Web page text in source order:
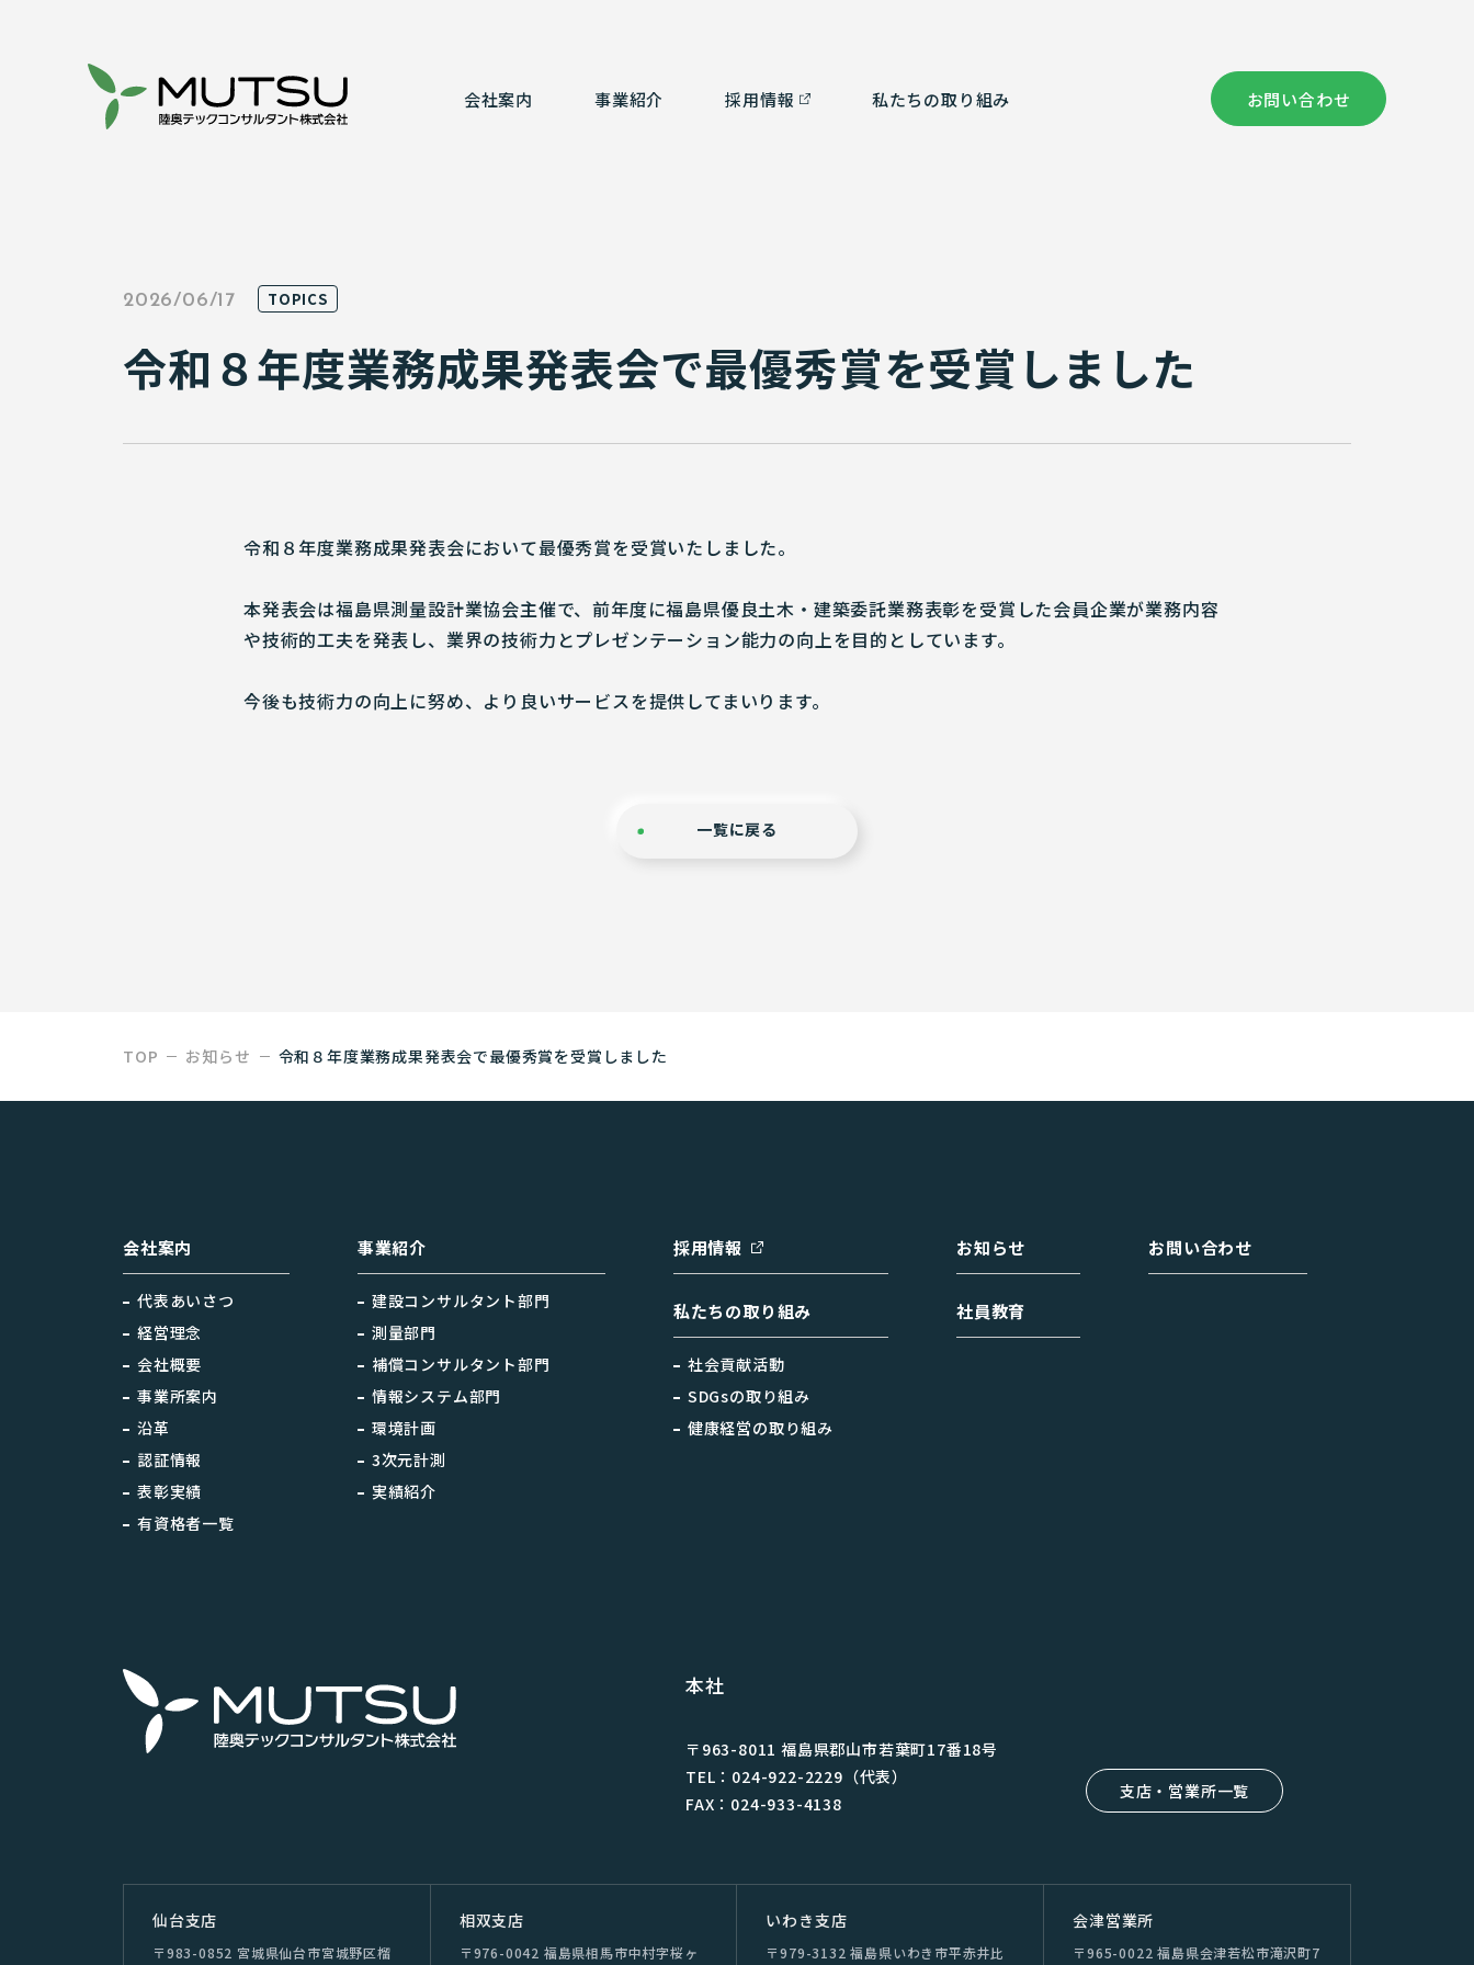
会社案内 事業紹介 採⽤情報 私たちの取り組み お問い合わせ
2026/06/17 TOPICS
令和８年度業務成果発表会で最優秀賞を受賞しました
令和８年度業務成果発表会において最優秀賞を受賞いたしました。
本発表会は福島県測量設計業協会主催で、前年度に福島県優良土木・建築委託業務表彰を受賞した会員企業が業務内容
や技術的工夫を発表し、業界の技術力とプレゼンテーション能力の向上を目的としています。
今後も技術力の向上に努め、より良いサービスを提供してまいります。
一覧に戻る
TOP お知らせ 令和８年度業務成果発表会で最優秀賞を受賞しました
会社案内
代表あいさつ
経営理念
会社概要
事業所案内
沿革
認証情報
表彰実績
有資格者一覧
事業紹介
建設コンサルタント部門
測量部門
補償コンサルタント部門
情報システム部門
環境計画
3次元計測
実績紹介
採用情報
私たちの取り組み
社会貢献活動
SDGsの取り組み
健康経営の取り組み
お知らせ
社員教育
お問い合わせ
本社
〒963-8011 福島県郡⼭市若葉町17番18号
TEL：024-922-2229（代表）
FAX：024-933-4138
支店・営業所一覧
仙台⽀店
〒983-0852 宮城県仙台市宮城野区榴
相双⽀店
〒976-0042 福島県相⾺市中村字桜ヶ
いわき支店
〒979-3132 福島県いわき市平⾚井⽐
会津営業所
〒965-0022 福島県会津若松市滝沢町7